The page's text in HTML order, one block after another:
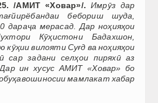
/АМИТ «Ховар»/. Имрӯз дар
бебориш шуда,
дараҷа мерасад. Дар ноҳияҳои
Кӯҳистони Бадахшон,
кӯҳии вилояти Суғд ва ноҳияҳои
сар задани селҳои пиряхӣ аз
ин хусус АМИТ «Ховар» бо
мамлакат хабар